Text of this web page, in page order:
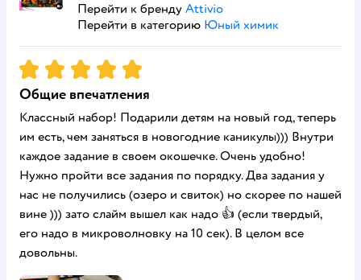
Перейти к бренду Attivio
Перейти в категорию Юный химик
Рейтинг:5
Общие впечатления
Классный набор! Подарили детям на новый год, теперь
им есть, чем заняться в новогодние каникулы))) Внутри
каждое задание в своем окошечке. Очень удобно!
Нужно пройти все задания по порядку. Два задания у
нас не получились (озеро и свиток) но скорее по нашей
вине ))) зато слайм вышел как надо 👍 (если твердый,
его надо в микроволновку на 10 сек). В целом все
довольны.